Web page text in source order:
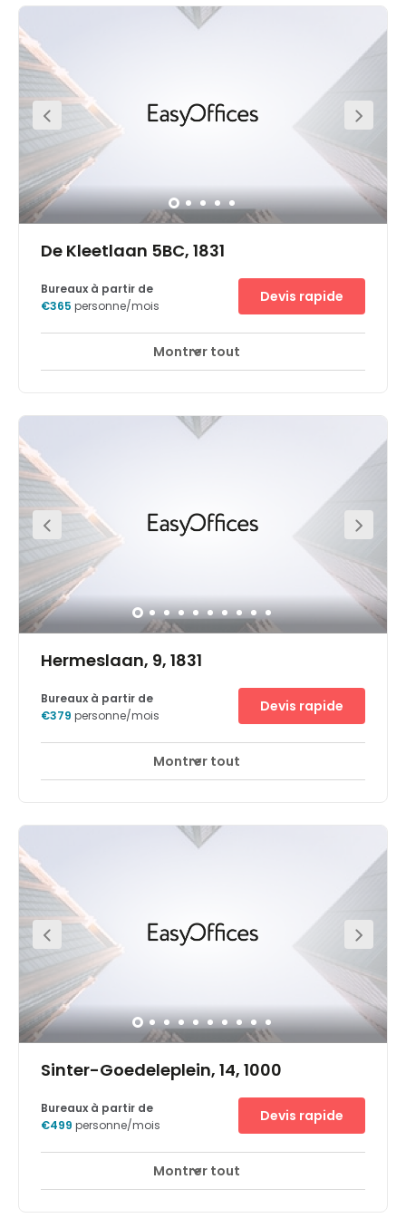
De Kleetlaan 5BC, 1831
Bureaux à partir de
€365 personne/mois
Devis rapide
Montrer tout
Hermeslaan, 9, 1831
Centre-ville
between the centre of Brussels and Brussels Airport,
commuting to your workspace is easy, with plenty of
encourage collaboration and blue sky thinking, this
flexible workspace provides you with all the space and
privacy you need to succeed. When the working day is
done, hop in a taxi and unwind in one of the nearby bars,
restaurants and open green spaces.
Bureaux à partir de
€379 personne/mois
Devis rapide
Montrer tout
Sinter-Goedeleplein, 14, 1000
Expand your business at City Centre’s prestigious office
building in thriving Brussels. Boasting a robust economy,
Bureaux à partir de
€499 personne/mois
Devis rapide
Montrer tout